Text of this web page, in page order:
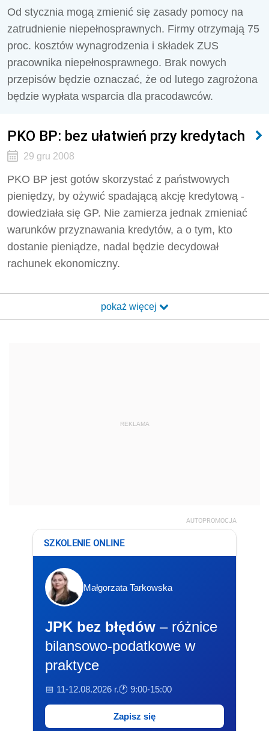
Od stycznia mogą zmienić się zasady pomocy na
zatrudnienie niepełnosprawnych. Firmy otrzymają 75
proc. kosztów wynagrodzenia i składek ZUS
pracownika niepełnosprawnego. Brak nowych
przepisów będzie oznaczać, że od lutego zagrożona
będzie wypłata wsparcia dla pracodawców.
PKO BP: bez ułatwień przy kredytach
29 gru 2008
PKO BP jest gotów skorzystać z państwowych
pieniędzy, by ożywić spadającą akcję kredytową -
dowiedziała się GP. Nie zamierza jednak zmieniać
warunków przyznawania kredytów, a o tym, kto
dostanie pieniądze, nadal będzie decydował
rachunek ekonomiczny.
pokaż więcej
REKLAMA
AUTOPROMOCJA
SZKOLENIE ONLINE
Małgorzata Tarkowska
JPK bez błędów – różnice
bilansowo-podatkowe w
praktyce
📅 11-12.08.2026 r.🕐 9:00-15:00
Zapisz się